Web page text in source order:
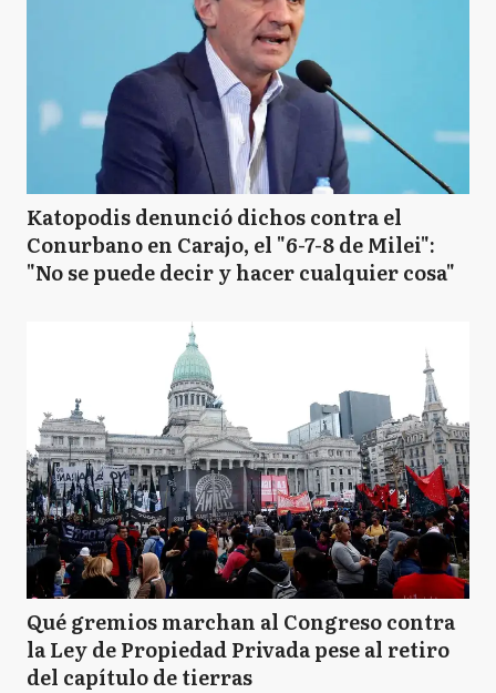
Katopodis denunció dichos contra el
Conurbano en Carajo, el "6-7-8 de Milei":
"No se puede decir y hacer cualquier cosa"
Qué gremios marchan al Congreso contra
la Ley de Propiedad Privada pese al retiro
del capítulo de tierras